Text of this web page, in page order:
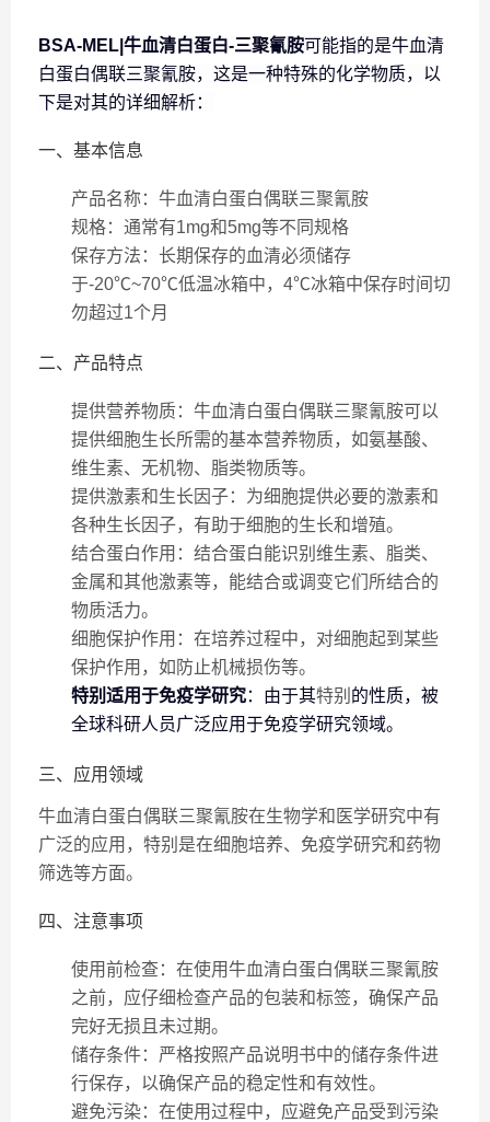
BSA-MEL|牛血清白蛋白-三聚氰胺可能指的是牛血清
白蛋白偶联三聚氰胺，这是一种特殊的化学物质，以
下是对其的详细解析：
一、基本信息
产品名称 ：牛血清白蛋白偶联三聚氰胺
规格：通常有1mg和5mg等不同规格
保存方法 ：长期保存的血清必须储存
于-20℃~70℃低温冰箱中，4℃冰箱中保存时间切
勿超过1个月
二、产品特点
提供营养物质：牛血清白蛋白偶联三聚氰胺可以
提供细胞生长所需的基本营养物质，如氨基酸、
维生素、无机物、脂类物质等。
提供激素和生长因子：为细胞提供必要的激素和
各种生长因子，有助于细胞的生长和增殖。
结合蛋白作用 ：结合蛋白能识别维生素、脂类、
金属和其他激素等，能结合或调变它们所结合的
物质活力。
细胞保护作用 ：在培养过程中，对细胞起到某些
保护作用，如防止机械损伤等。
特别适用于免疫学研究：由于其特别 的性质，被
全球科研人员广泛应用于免疫学研究领域。
三、应用领域
牛血清白蛋白偶联三聚氰胺在生物学和医学研究中有
广泛的应用，特别是在细胞培养、免疫学研究和药物
筛选等方面。
四、注意事项
使用前检查：在使用牛血清白蛋白偶联三聚氰胺
之前，应仔细检查产品的包装和标签，确保产品
完好无损且未过期。
储存条件：严格按照产品说明书中的储存条件进
行保存，以确保产品的稳定性和有效性。
避免污染：在使用过程中，应避免产品受到污染